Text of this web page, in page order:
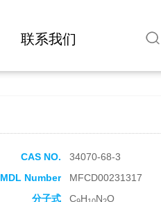
联系我们
CAS NO.
34070-68-3
MDL Number
MFCD00231317
分子式 C H N O